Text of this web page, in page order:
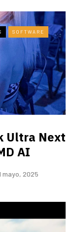
SOFTWARE
Ultra ​Next
AI
mayo, 2025